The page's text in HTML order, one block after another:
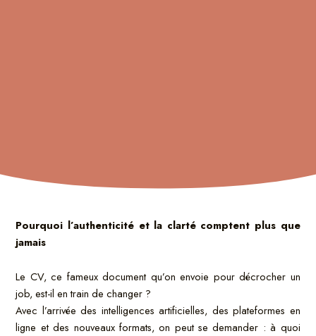
Pourquoi l’authenticité et la clarté comptent plus que
jamais
Le CV, ce fameux document qu’on envoie pour décrocher un
job, est-il en train de changer ?
Avec l’arrivée des intelligences artificielles, des plateformes en
ligne et des nouveaux formats, on peut se demander : à quoi